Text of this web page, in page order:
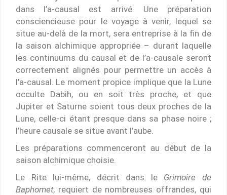
dans l’a-causal est arrivé. Une préparation
consciencieuse pour le voyage à venir, lequel se
situe au-delà de la mort, sera entreprise à la fin de
la saison alchimique appropriée – durant laquelle
les continuums du causal et de l’a-causale seront
correctement alignés pour permettre un accès à
l’a-causal. Le moment propice implique que la Lune
occulte Dabih, ou en soit très proche, et que
Jupiter et Saturne soient tous deux proches de la
Lune, celle-ci étant presque dans sa phase noire ;
l’heure causale se situe avant l’aube.
Les préparations commenceront au début de la
saison alchimique choisie.
Le Rite lui-même, décrit dans le Grimoire de
Baphomet, requiert de nombreuses offrandes, qui